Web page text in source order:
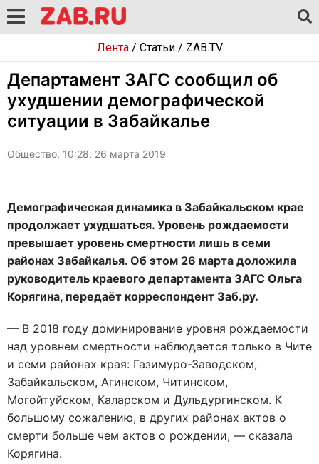
Лента/ Статьи/ ZAB.TV
Департамент ЗАГС сообщил об
ухудшении демографической
ситуации в Забайкалье
Общество, 10:28, 26 марта 2019
Демографическая динамика в Забайкальском крае
продолжает ухудшаться. Уровень рождаемости
превышает уровень смертности лишь в семи
районах Забайкалья. Об этом 26 марта доложила
руководитель краевого департамента ЗАГС Ольга
Корягина, передаёт корреспондент Заб.ру.
— В 2018 году доминирование уровня рождаемости
над уровнем смертности наблюдается только в Чите
и семи районах края: Газимуро-Заводском,
Забайкальском, Агинском, Читинском,
Могойтуйском, Каларском и Дульдургинском. К
большому сожалению, в других районах актов о
смерти больше чем актов о рождении, — сказала
Корягина.